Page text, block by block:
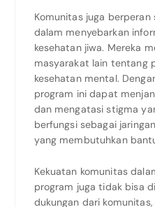
Komunitas juga
dalam menyebarkan
kesehatan jiwa. Mereka
masyarakat lain tentang
kesehatan mental.
program ini dapat
dan mengatasi stigma
berfungsi sebagai
yang membutuhkan
Kekuatan komunitas
program juga tidak bisa
dukungan dari